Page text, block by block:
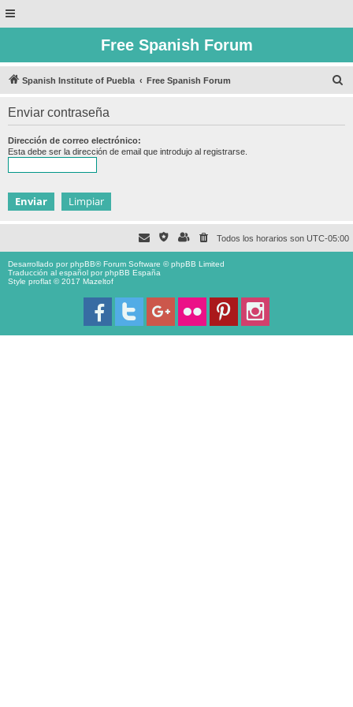
Free Spanish Forum
Spanish Institute of Puebla Free Spanish Forum
Enviar contraseña
Dirección de correo electrónico:
Esta debe ser la dirección de email que introdujo al registrarse.
Todos los horarios son UTC-05:00
Desarrollado porphpBB® Forum Software © phpBB Limited
Traducción al español porphpBB España
Style proflat © 2017 Mazeltof